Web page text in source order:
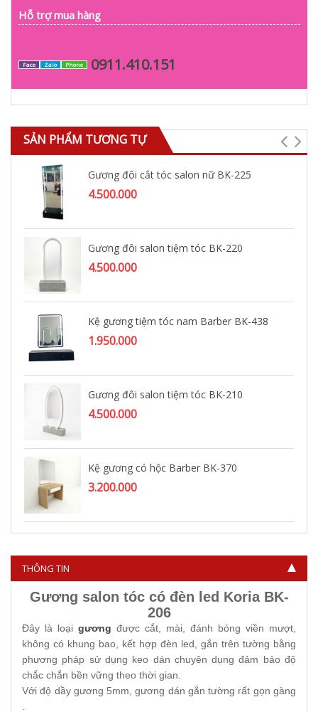
Hỗ trợ mua hàng
Face Zalo Phone 0911.410.151
SẢN PHẨM TƯƠNG TỰ
Gương đôi cắt tóc salon nữ BK-225
4.500.000
Gương đôi salon tiệm tóc BK-220
4.500.000
Kệ gương tiệm tóc nam Barber BK-438
1.950.000
Gương đôi salon tiệm tóc BK-210
4.500.000
Kệ gương có hộc Barber BK-370
3.200.000
1.750.000
THÔNG TIN
Gương salon tóc có đèn led Koria BK-
206
Đây là loại gương được cắt, mài, đánh bóng viền mượt,
không có khung bao, kết hợp đèn led, gắn trên tường bằng
phương pháp sử dụng keo dán chuyên dụng đảm bảo độ
chắc chắn bền vững theo thời gian.
Với độ dầy gương 5mm, gương dán gắn tường rất gọn gàng